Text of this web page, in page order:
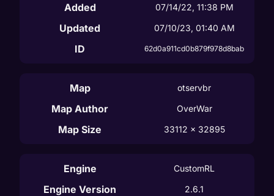
Added 07/14/22, 11:38 PM
Updated 07/10/23, 01:40 AM
ID 62d0a911cd0b879f978d8bab
Map otservbr
Map Author OverWar
Map Size 33112 x 32895
Engine CustomRL
Engine Version 2.6.1